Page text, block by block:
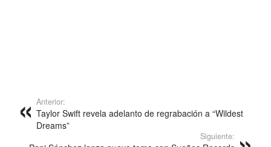
Anterior:
Taylor Swift revela adelanto de regrabación a “Wildest
Dreams”
Siguiente: